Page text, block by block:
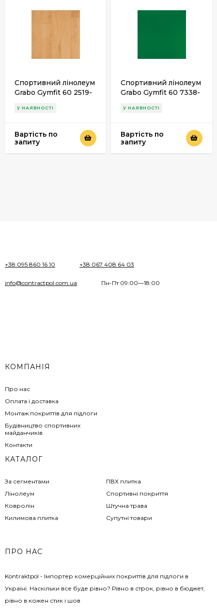
Спортивний лінолеум
Grabo Gymfit 60 2519-
У НАЯВНОСТІ
Вартість по
запиту
Спортивний лінолеум
Grabo Gymfit 60 7338-
У НАЯВНОСТІ
Вартість по
запиту
+38 095 860 16 10 +38 067 408 64 03
info@contractpol.com.ua Пн-Пт 09:00—18:00
КОМПАНІЯ
Про нас
Оплата і доставка
Монтаж покриттів для підлоги
Будівництво спортивних
майданчиків
Контакти
КАТАЛОГ
За сегментами
Лінолеум
Ковролін
Килимова плитка
ПВХ плитка
Спортивні покриття
Штучна трава
Супутні товари
ПРО НАС
Kontraktpol - Імпортер комерційних покриттів для підлоги в
Україні. Наскільки все буде рівно? Рівно в строк, рівно в бюджет,
рівно в кожен стик і шов